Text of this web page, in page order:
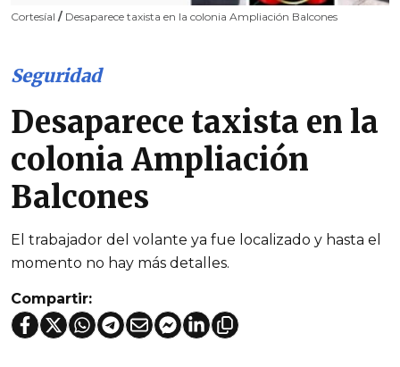
CortesíaI / Desaparece taxista en la colonia Ampliación Balcones
Seguridad
Desaparece taxista en la
colonia Ampliación
Balcones
El trabajador del volante ya fue localizado y hasta el
momento no hay más detalles.
Compartir: